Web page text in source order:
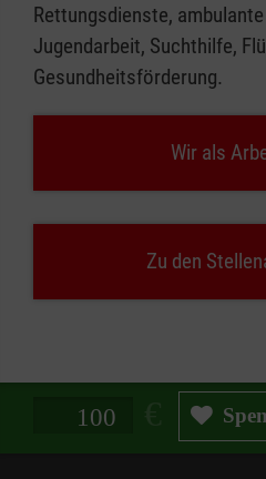
Rettungsdienste,
Jugendarbeit, Suchthilfe,
Gesundheitsförderung.
Wir als
Zu den
Spendenbetrag in Euro